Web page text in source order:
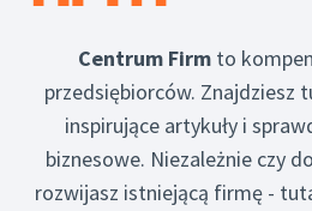
Centrum Firm to
przedsiębiorców. Znajdziesz
inspirujące artykuły i
biznesowe. Niezależnie czy
rozwijasz istniejącą firmę -